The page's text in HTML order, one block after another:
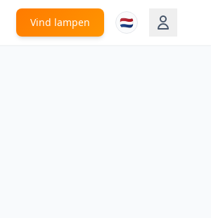
Vind lampen 🇳🇱